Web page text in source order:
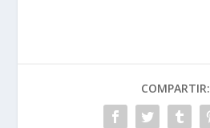
COMPARTIR: